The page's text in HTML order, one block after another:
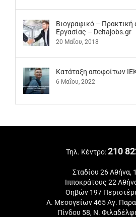
Βιογραφικό –
Εργασίας – Deltajobs.gr
20 Μαΐου, 2018
Kατάταξη αποφοίτων
6 Μαΐου, 2022
Τηλ. Κέντρο:210
Σταδίου 26 Αθήνα,
Ιπποκράτους 22
Θηβών 197
Λ. Μεσογείων 465 Αγ.
Πίνδου 58, Ν.